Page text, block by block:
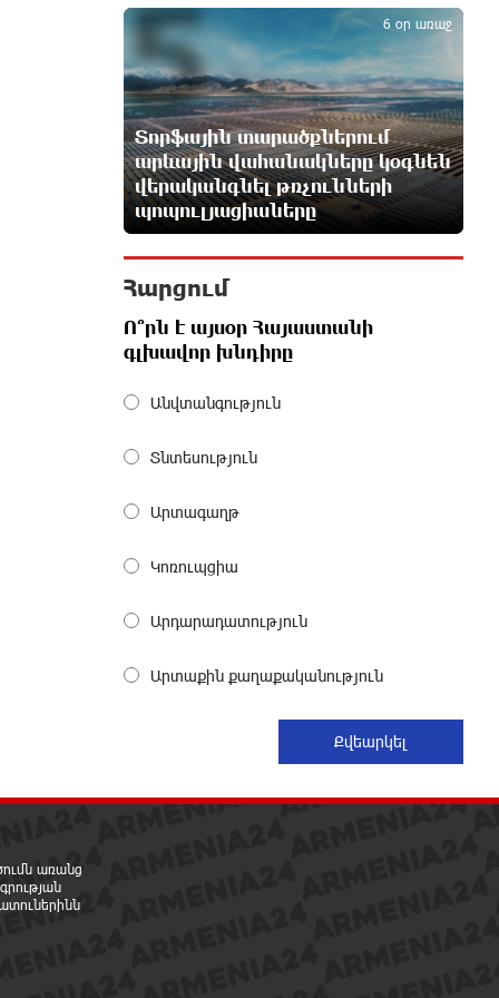
Դանակահարություն՝ Մասիսի
գազալցակայաններից մեկի մոտ.
կասկածյալը ձերբակալվել է
34 րոպե առաջ
Դատական նիստից հետո Մայր
Տաճարում Վեհափառ Հայրապետը
աղոթք է հնչեցնում ժողովրդի հետ
25 րոպե առաջ
Վեհափառի հանդեպ
տիտանական ապօրինություն կա,
անասելի ցավ եմ զգում.
Վարդևանյան
հրաժարվեց քննել գործն ու դատել
Նարեկ Կարապետյանը`
մասին
պաշտպանության առաջնագծում.
Տորֆային տարածքներում
արևային վահանակները կօգնեն
վերականգնել թռչունների
պոպուլյացիաները
6 օր առաջ
5
Հարցում
Ո՞րն է այսօր Հայաստանի
գլխավոր խնդիրը
Անվտանգություն
Տնտեսություն
Արտագաղթ
Կոռուպցիա
Արդարադատություն
Արտաքին քաղաքականություն
առանց